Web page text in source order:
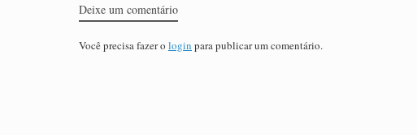
Deixe um comentário
Você precisa fazer o login para publicar um comentário.